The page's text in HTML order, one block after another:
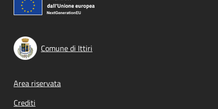
Comune di Ittiri
Footer menu
Area riservata
Crediti